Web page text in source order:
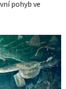
pohyb ve